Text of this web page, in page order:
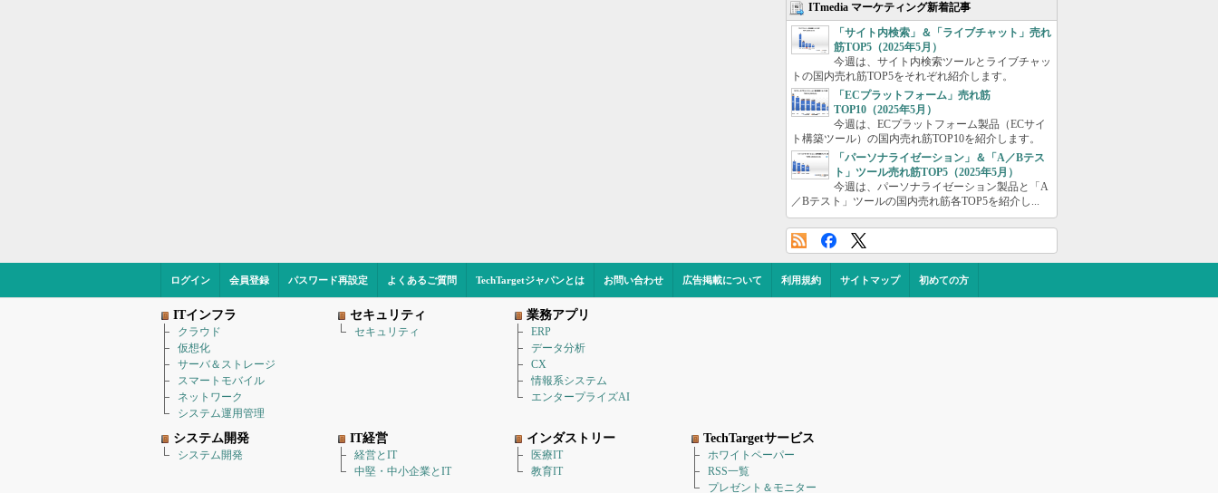
ITmedia マーケティング新着記事
「サイト内検索」＆「ライブチャット」売れ
筋TOP5（2025年5月）
今週は、サイト内検索ツールとライブチャッ
トの国内売れ筋TOP5をそれぞれ紹介します。
「ECプラットフォーム」売れ筋
TOP10（2025年5月）
今週は、ECプラットフォーム製品（ECサイ
ト構築ツール）の国内売れ筋TOP10を紹介します。
「パーソナライゼーション」＆「A／Bテス
ト」ツール売れ筋TOP5（2025年5月）
今週は、パーソナライゼーション製品と「A
／Bテスト」ツールの国内売れ筋各TOP5を紹介し...
ログイン 会員登録 パスワード再設定 よくあるご質問 TechTargetジャパンとは お問い合わせ 広告掲載について 利用規約 サイトマップ 初めての方
ITインフラ
クラウド
仮想化
サーバ＆ストレージ
スマートモバイル
ネットワーク
システム運用管理
セキュリティ
セキュリティ
業務アプリ
ERP
データ分析
CX
情報系システム
エンタープライズAI
システム開発
システム開発
IT経営
経営とIT
中堅・中小企業とIT
インダストリー
医療IT
教育IT
TechTargetサービス
ホワイトペーパー
RSS一覧
プレゼント＆モニター